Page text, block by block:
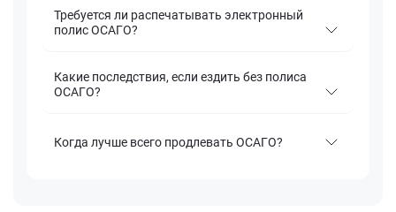
Требуется ли распечатывать электронный
полис ОСАГО?
Какие последствия, если ездить без полиса
ОСАГО?
Когда лучше всего продлевать ОСАГО?